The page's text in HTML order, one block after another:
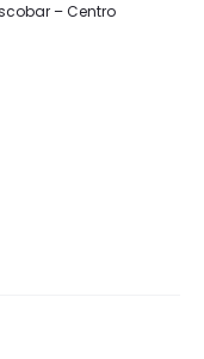
– Centro